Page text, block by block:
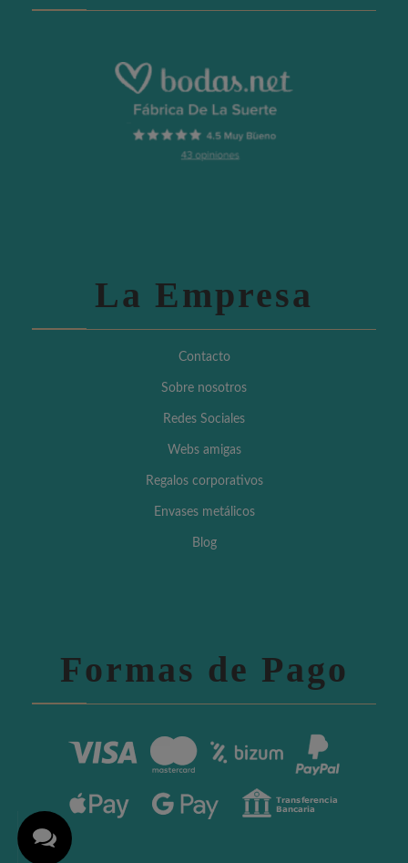
La Empresa
Contacto
Sobre nosotros
Redes Sociales
Webs amigas
Regalos corporativos
Envases metálicos
Blog
Formas de Pago